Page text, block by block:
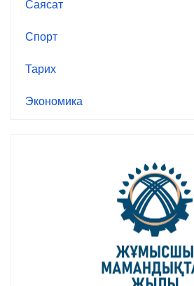
Саясат
Спорт
Тарих
Экономика